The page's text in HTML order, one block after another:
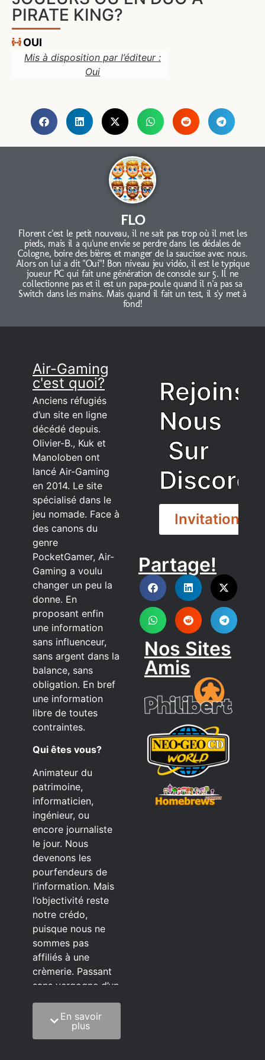
PIRATE KING?
OUI
Mis à disposition par l’éditeur :
Oui
FLO
Florent c'est le petit nouveau, il ne sait pas trop où il met les
pieds, mais il a qu'une envie se perdre dans les dédales de
Cologne, boire des bières et manger de la saucisse avec nous.
Alors on lui a dit "Oui"! Bon niveau jeu vidéo, il est le typique
joueur PC qui fait une génération de console sur 5. Il ne
collectionne pas et il est un papa-poule quand il n'a pas sa
Switch dans les mains. Mais quand il fait un test, il s'y met à
fond!
Air-Gaming
c'est quoi?
Anciens réfugiés
d’un site en ligne
décédé depuis.
Olivier-B., Kuk et
Manoloben ont
lancé Air-Gaming
en 2014. Le site
spécialisé dans le
jeu nomade. Face à
des canons du
genre
PocketGamer, Air-
Gaming a voulu
changer un peu la
donne. En
proposant enfin
une information
sans influenceur,
sans argent dans la
balance, sans
obligation. En bref
une information
libre de toutes
contraintes.
Qui êtes vous?
Animateur du
patrimoine,
informaticien,
ingénieur, ou
encore journaliste
le jour. Nous
devenons les
pourfendeurs de
l’information. Mais
l’objectivité reste
notre crédo,
puisque nous ne
sommes pas
affiliés à une
crèmerie. Passant
sans vergogne d’un
C’est quoi notre
méthode?
En savoir
plus
Rejoins
Nous
Sur
Discord
Invitation
DISCORD
Partage!
Nos Sites
Amis